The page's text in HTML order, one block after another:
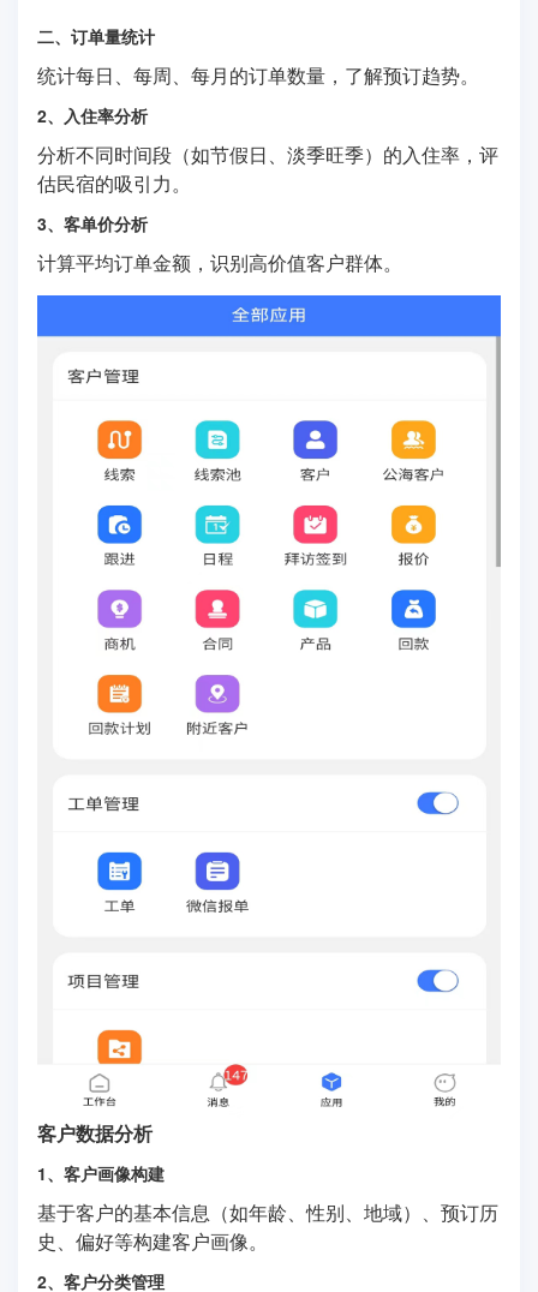
二、订单量统计
统计每日、每周、每月的订单数量，了解预订趋势。
2、入住率分析
分析不同时间段（如节假日、淡季旺季）的入住率，评
估民宿的吸引力。
3、客单价分析
计算平均订单金额，识别高价值客户群体。
客户数据分析
1、客户画像构建
基于客户的基本信息（如年龄、性别、地域）、预订历
史、偏好等构建客户画像。
2、客户分类管理